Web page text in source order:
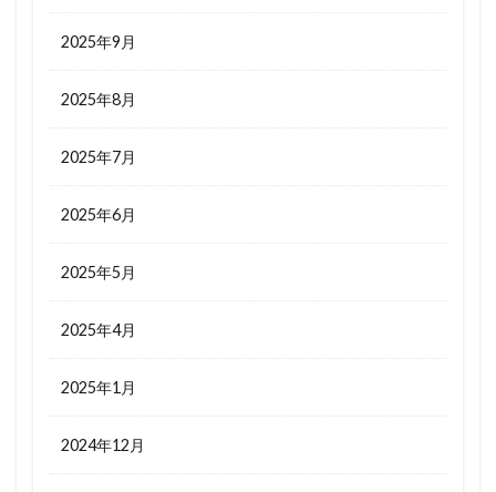
2025年9月
2025年8月
2025年7月
2025年6月
2025年5月
2025年4月
2025年1月
2024年12月